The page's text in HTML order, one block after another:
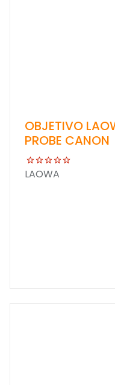
OBJETIVO
PROBE CANON
LAOWA